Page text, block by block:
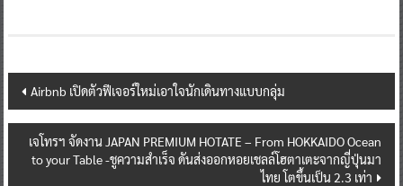
Post
navigation
Airbnb เปิดตัวฟีเจอร์ใหม่เอาใจนักเดินทางแบบกลุ่ม
เจโทรฯ จัดงาน JAPAN PREMIUM HOTATE – From HOKKAIDO Ocean
to your Table -ชูความสำเร็จ ดันส่งออกหอยเชลล์โฮตาเตะจากญี่ปุ่นมา
ไทย โตขึ้นเป็น 2.3 เท่า